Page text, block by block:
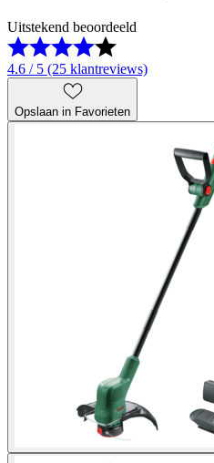
Uitstekend beoordeeld
4.6 / 5 (25 klantreviews)
Opslaan in Favorieten